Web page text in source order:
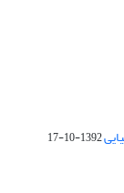
1392-10-17